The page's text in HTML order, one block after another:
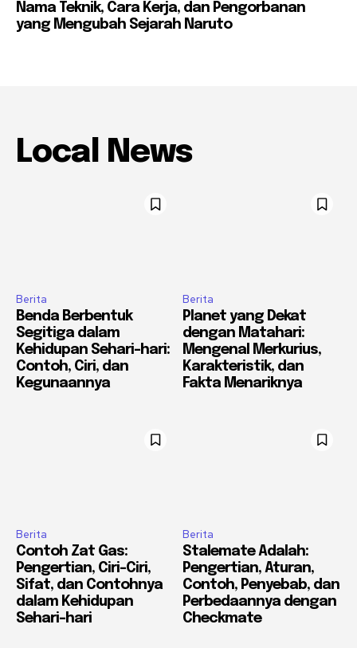
Nama Teknik, Cara Kerja, dan Pengorbanan
yang Mengubah Sejarah Naruto
Local News
Berita
Benda Berbentuk
Segitiga dalam
Kehidupan Sehari-hari:
Contoh, Ciri, dan
Kegunaannya
Berita
Planet yang Dekat
dengan Matahari:
Mengenal Merkurius,
Karakteristik, dan
Fakta Menariknya
Berita
Contoh Zat Gas:
Pengertian, Ciri-Ciri,
Sifat, dan Contohnya
dalam Kehidupan
Sehari-hari
Berita
Stalemate Adalah:
Pengertian, Aturan,
Contoh, Penyebab, dan
Perbedaannya dengan
Checkmate